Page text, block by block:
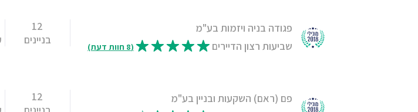
פגודה בניה ויזמות בע"מ
שביעות רצון הדיירים
(8 חוות דעת)
12
בניינים
פם (ראם) השקעות ובניין בע"מ
12